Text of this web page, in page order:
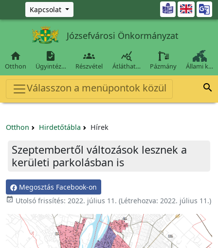
Ugrás a fő tartalomra
Kapcsolat 
Józsefvárosi Önkormányzat

Otthon

Ügyintéz…

Részvétel

Átláthat… Pázmány Állami k…
Válasszon a menüpontok közül 
Otthon Hirdetőtábla Hírek
Szeptembertől változások lesznek a
kerületi parkolásban is
Megosztás Facebook-on
 Utolsó frissítés: 2022. július 11. (Létrehozva: 2022. július 11.)